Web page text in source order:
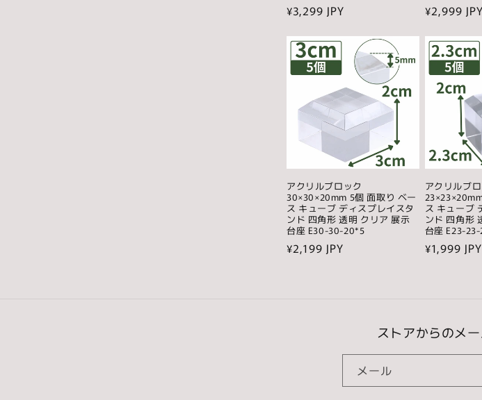
通
価
格
¥3,299 JPY
通
価
格
¥2,999 JPY
アクリルブロック
30×30×20mm 5個 面取り ベー
ス キューブ ディスプレイスタ
ンド 四角形 透明 クリア 展示
台座 E30-30-20*5
通
¥2,199 JPY
アクリルブ
ス キューブ
ンド 四角形
台座 E23-
通
¥1,999 JPY
ストアからのメ
メール